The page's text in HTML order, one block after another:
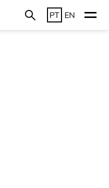
PT EN